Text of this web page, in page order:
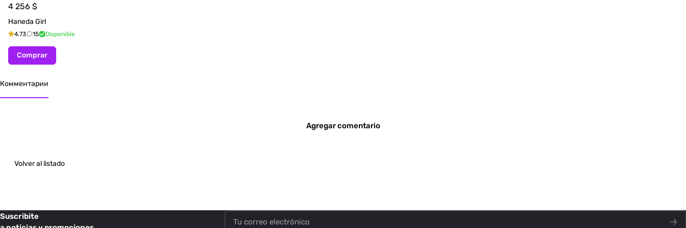
4 256 $
Haneda Girl
4.73 15 Disponible
Comprar
Комментарии
Agregar comentario
Volver al listado
Suscribite